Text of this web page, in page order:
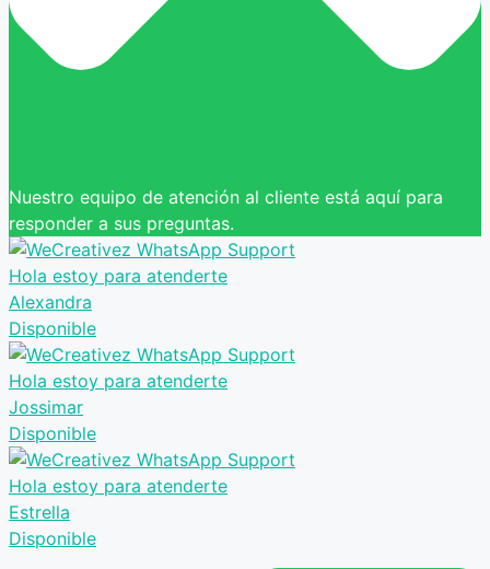
Nuestro equipo de atención al cliente está aquí para
responder a sus preguntas.
Hola estoy para atenderte
Alexandra
Disponible
Hola estoy para atenderte
Jossimar
Disponible
Hola estoy para atenderte
Estrella
Disponible